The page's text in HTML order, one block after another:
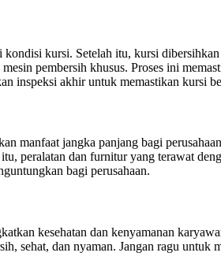
kursi. Setelah itu, kursi
pembersih khusus. Proses ini
inspeksi akhir untuk memastikan kursi
manfaat jangka panjang bagi
peralatan dan furnitur yang terawat
bagi perusahaan.
kesehatan dan kenyamanan
sehat, dan nyaman. Jangan ragu untuk